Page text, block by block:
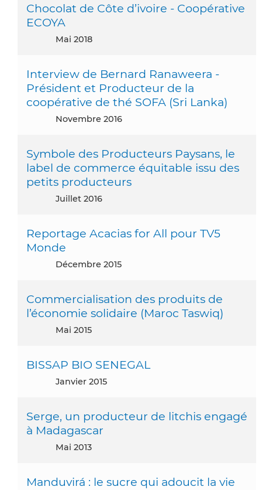
Chocolat de Côte d’ivoire - Coopérative
ECOYA
mai 2018
Interview de Bernard Ranaweera -
Président et Producteur de la
coopérative de thé SOFA (Sri Lanka)
novembre 2016
Symbole des Producteurs Paysans, le
label de commerce équitable issu des
petits producteurs
juillet 2016
Reportage Acacias for All pour TV5
Monde
décembre 2015
Commercialisation des produits de
l’économie solidaire (Maroc Taswiq)
mai 2015
BISSAP BIO SENEGAL
janvier 2015
Serge, un producteur de litchis engagé
à Madagascar
mai 2013
Manduvirá : le sucre qui adoucit la vie